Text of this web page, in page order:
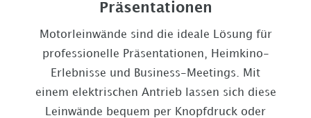
Präsentationen
Motorleinwände sind die ideale Lösung für
professionelle Präsentationen, Heimkino-
Erlebnisse und Business-Meetings. Mit
einem elektrischen Antrieb lassen sich diese
Leinwände bequem per Knopfdruck oder